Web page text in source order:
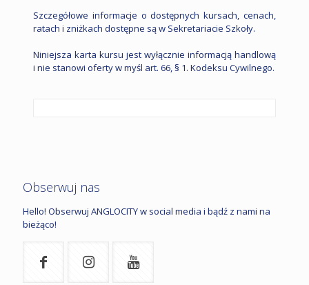
Szczegółowe informacje o dostępnych kursach, cenach,
ratach i zniżkach dostępne są w Sekretariacie Szkoły.
Niniejsza karta kursu jest wyłącznie informacją handlową
i nie stanowi oferty w myśl art. 66, § 1. Kodeksu Cywilnego.
Obserwuj nas
Hello! Obserwuj ANGLOCITY w social media i bądź z nami na
bieżąco!